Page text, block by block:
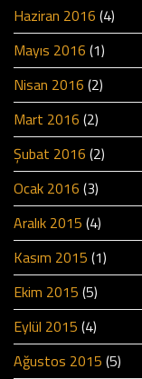
Haziran 2016 (4)
Mayıs 2016 (1)
Nisan 2016 (2)
Mart 2016 (2)
Şubat 2016 (2)
Ocak 2016 (3)
Aralık 2015 (4)
Kasım 2015 (1)
Ekim 2015 (5)
Eylül 2015 (4)
Ağustos 2015 (5)